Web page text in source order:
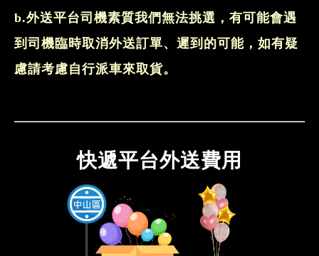
b.外送平台司機素質我們無法挑選，有可能會遇
到司機臨時取消外送訂單、遲到的可能，如有疑
慮請考慮自行派車來取貨。
快遞平台外送費用